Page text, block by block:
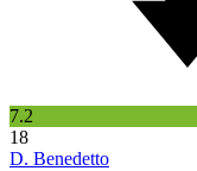
7.2
18
D. Benedetto